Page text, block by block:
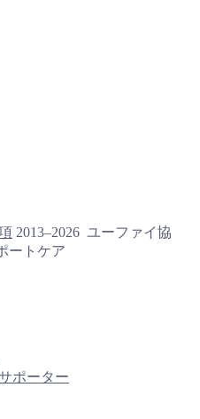
2013–2026 ユーファイ協
ートケア
ポーター